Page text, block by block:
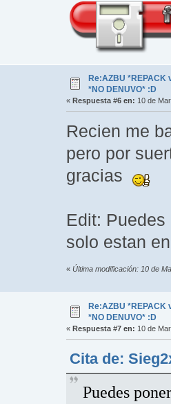
Re:AZBU *REPACK
*NO DENUVO* :D
« Respuesta #6 en: 10 de
Recien me
pero por
gracias
Edit:
solo estan
« Última modificación: 10 de
Re:AZBU *REPACK
*NO DENUVO* :D
« Respuesta #7 en: 10 de
Cita de:
Puedes